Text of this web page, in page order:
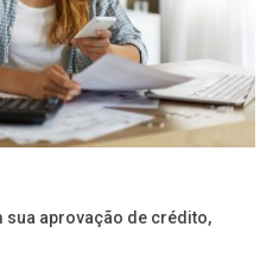
aprovação de crédito,